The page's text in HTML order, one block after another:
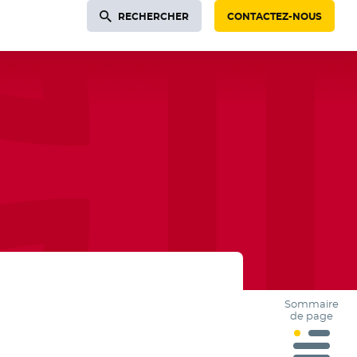
RECHERCHER CONTACTEZ-NOUS
Sommaire
de page